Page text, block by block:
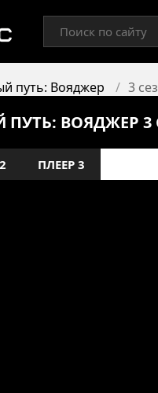
путь: Вояджер 3
ПУТЬ: ВОЯДЖЕР
ПЛЕЕР 3